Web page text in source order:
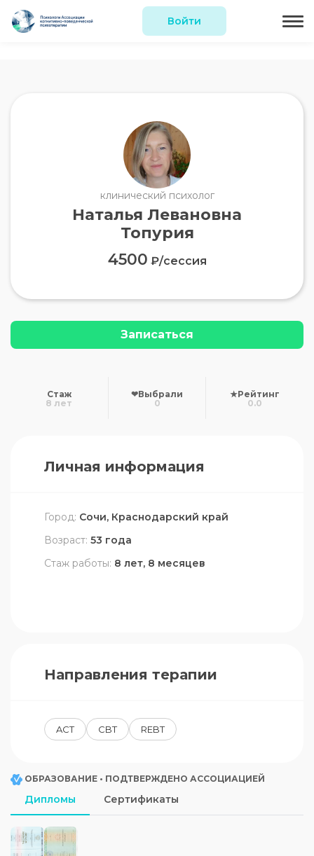
Войти
клинический психолог
Наталья Левановна
Топурия
4500 ₽/сессия
Записаться
Стаж
8 лет
❤Выбрали
0
★Рейтинг
0.0
Личная информация
Город: Сочи, Краснодарский край
Возраст: 53 года
Стаж работы: 8 лет, 8 месяцев
Направления терапии
ACT CBT REBT
ОБРАЗОВАНИЕ • ПОДТВЕРЖДЕНО АССОЦИАЦИЕЙ
Дипломы Сертификаты